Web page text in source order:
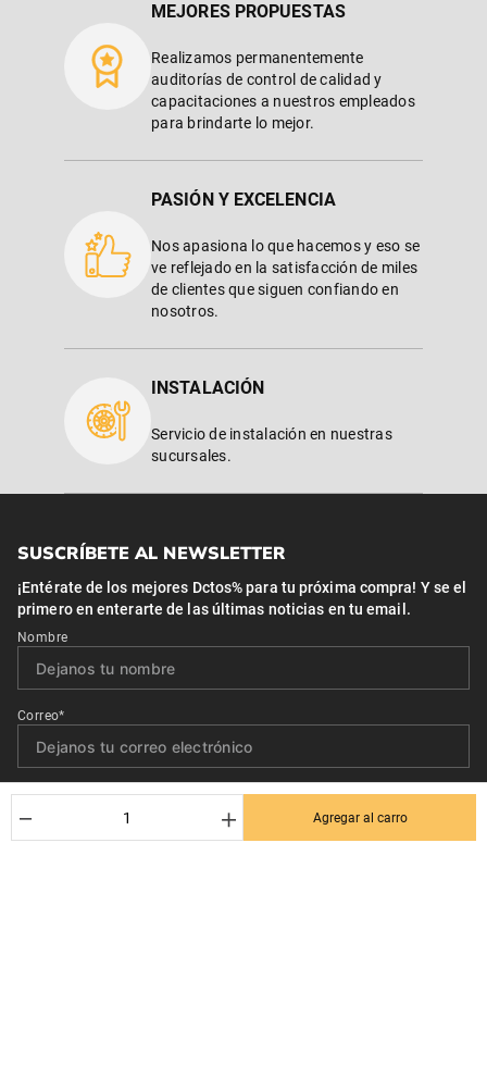
＋
－ Agregar al carro
MEJORES PROPUESTAS
Realizamos permanentemente
auditorías de control de calidad y
capacitaciones a nuestros empleados
para brindarte lo mejor.
PASIÓN Y EXCELENCIA
Nos apasiona lo que hacemos y eso se
ve reflejado en la satisfacción de miles
de clientes que siguen confiando en
nosotros.
INSTALACIÓN
Servicio de instalación en nuestras
sucursales.
SUSCRÍBETE AL NEWSLETTER
¡Entérate de los mejores Dctos% para tu próxima compra! Y se el
primero en enterarte de las últimas noticias en tu email.
Nombre
Correo*
Quiero recibir el newsletter con promociones.